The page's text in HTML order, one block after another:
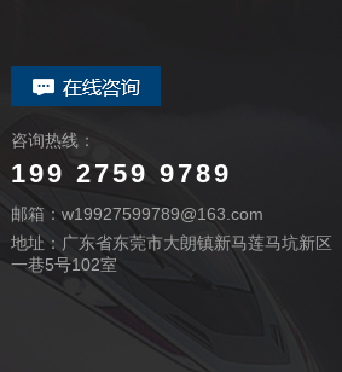
咨询热线：
199 2759 9789
邮箱：w19927599789@163.com
地址：广东省东莞市大朗镇新马莲马坑新区
一巷5号102室